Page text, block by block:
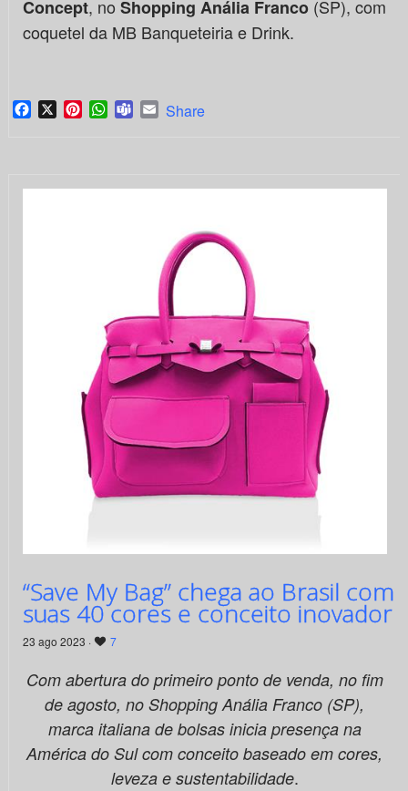
Concept, no Shopping Anália Franco(SP), com
coquetel da MB Banqueteiria e Drink.
Facebook
X PinterestWhatsApp
TeamsEmail
Share
“Save My Bag” chega ao Brasil com
suas 40 cores e conceito inovador
23 ago 2023 · 7
Com abertura do primeiro ponto de venda, no fim
de agosto, no Shopping Anália Franco (SP),
marca italiana de bolsas inicia presença na
América do Sul com conceito baseado em cores,
leveza e sustentabilidade.